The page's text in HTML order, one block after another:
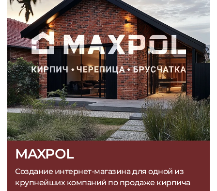
MAXPOL
Создание интернет-магазина для одной из
крупнейших компаний по продаже кирпича